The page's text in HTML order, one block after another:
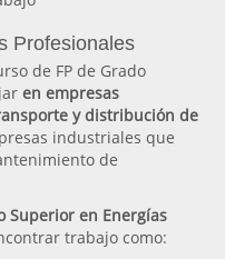
Profesionales
de FP de Grado
en empresas
y distribución de
industriales que
de
Superior en Energías
trabajo como: